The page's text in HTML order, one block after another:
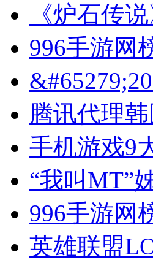
《炉石传
996手游网
腾讯代理
手机游戏9
“我叫MT”
996手游网
英雄联盟